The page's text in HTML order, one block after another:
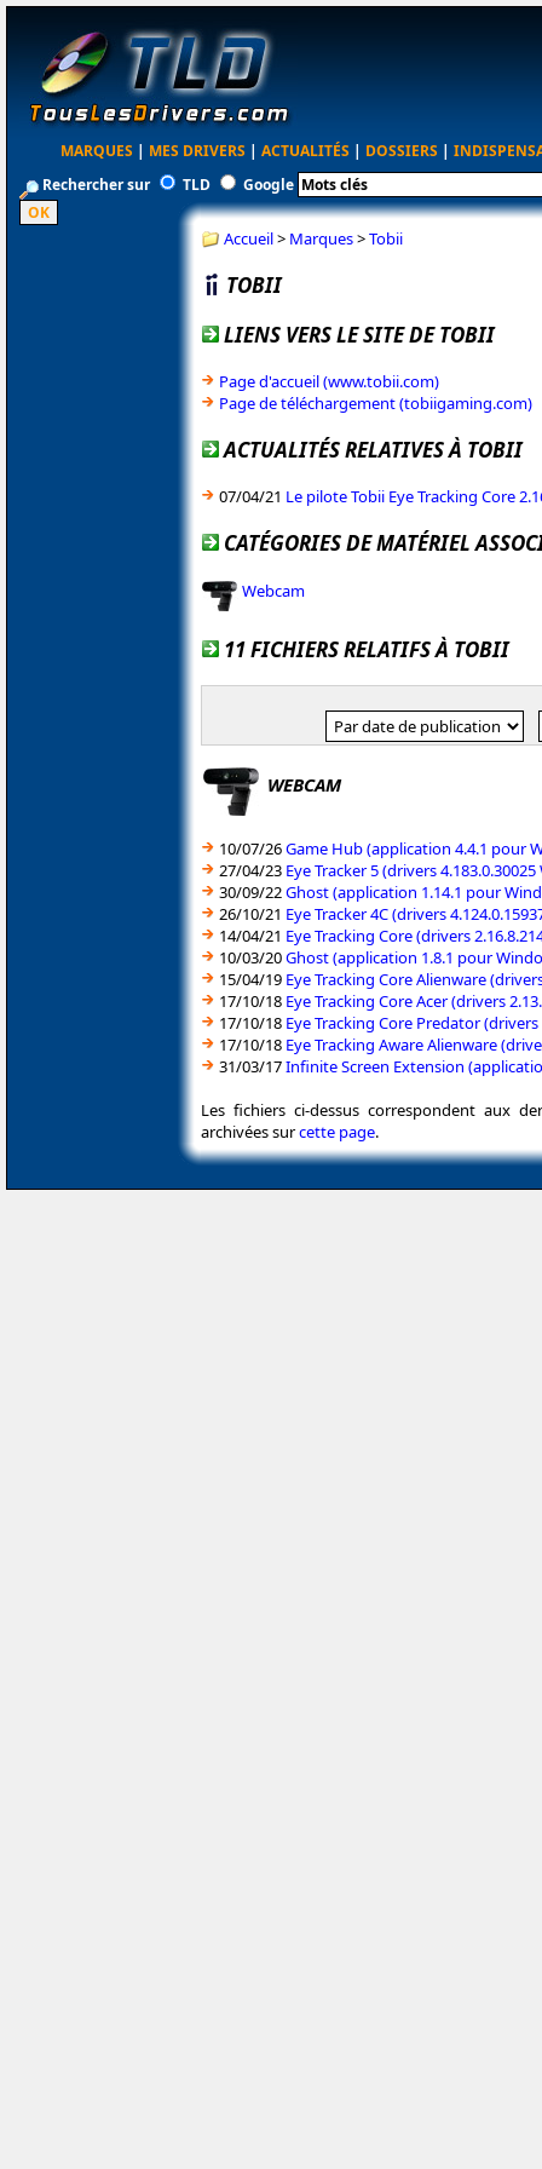
MARQUES | MES DRIVERS | ACTUALITÉS | DOSSIERS |
Rechercher sur
TLD Google
Accueil> Marques>Tobii
TOBII
LIENS VERS LE SITE DE TOBII
Page d'accueil (www.tobii.com)
Page de téléchargement (tobiigaming.com)
ACTUALITÉS RELATIVES À TOBII
07/04/21 Le pilote Tobii Eye Tracking Core
CATÉGORIES DE MATÉRIEL
Webcam
11 FICHIERS RELATIFS À TOBII
WEBCAM
10/07/26Game Hub (application 4.4.1 pour
27/04/23 Eye Tracker 5 (drivers
30/09/22Ghost (application 1.14.1 pour
26/10/21 Eye Tracker 4C (drivers
14/04/21 Eye Tracking Core (drivers
10/03/20Ghost (application 1.8.1 pour
15/04/19 Eye Tracking Core Alienware
17/10/18 Eye Tracking Core Acer (drivers
17/10/18 Eye Tracking Core Predator
17/10/18 Eye Tracking Aware Alienware
31/03/17Infinite Screen Extension
Les fichiers ci-dessus correspondent aux
archivées surcette page.